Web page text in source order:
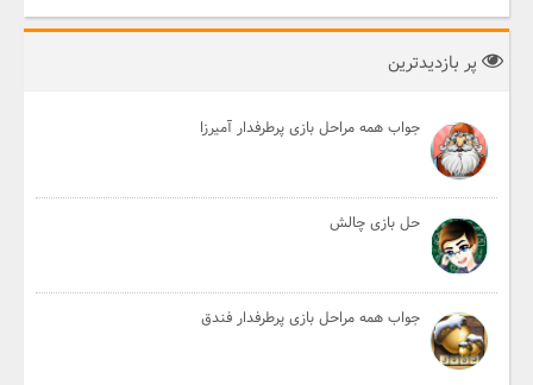
پر بازدیدترین
جواب همه مراحل بازی پرطرفدار آمیرزا
حل بازی چالش
جواب همه مراحل بازی پرطرفدار فندق